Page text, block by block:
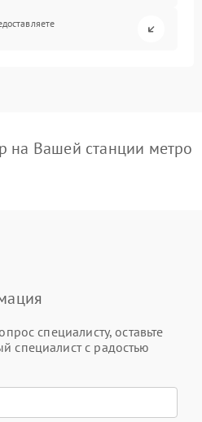
на Вашей станции метро
специалисту, оставьте
специалист с радостью